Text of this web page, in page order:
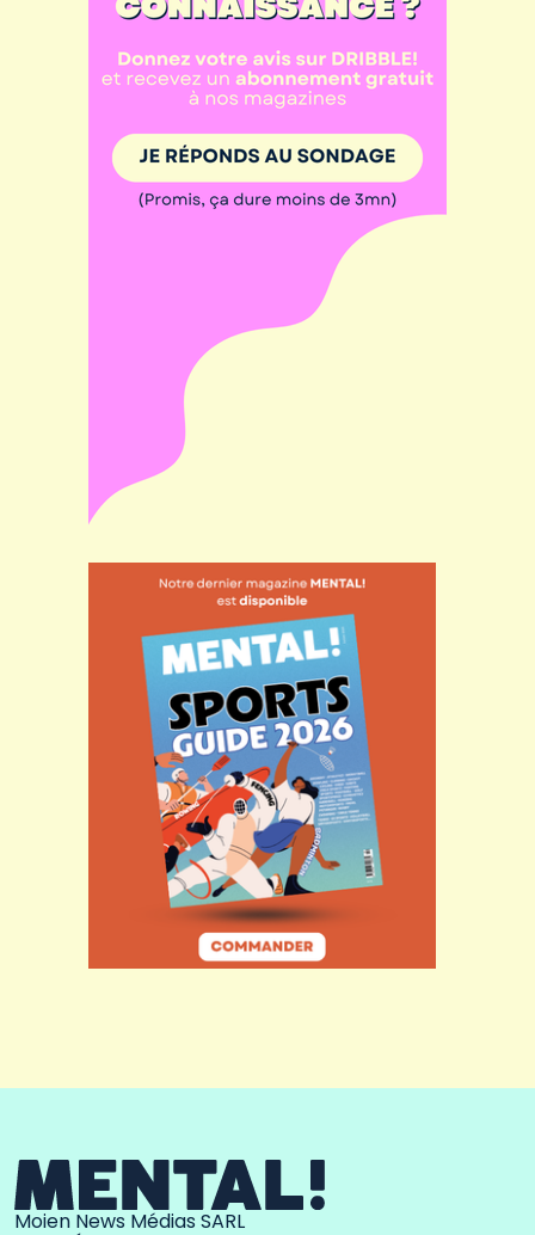
Moien News Médias SARL